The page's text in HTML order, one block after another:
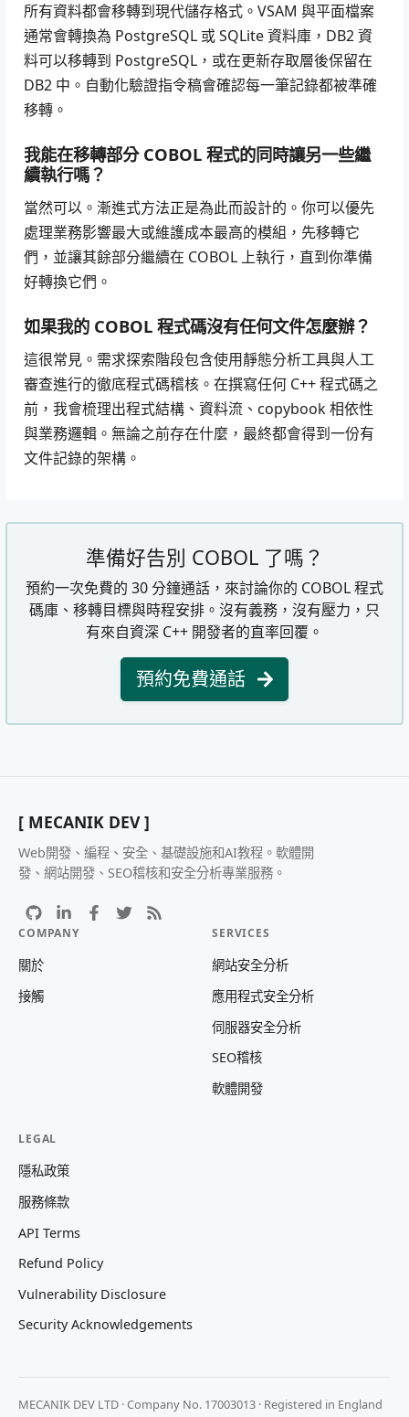
所有資料都會移轉到現代儲存格式。VSAM 與平面檔案
通常會轉換為 PostgreSQL 或 SQLite 資料庫，DB2 資
料可以移轉到 PostgreSQL，或在更新存取層後保留在
DB2 中。自動化驗證指令稿會確認每一筆記錄都被準確
移轉。
我能在移轉部分 COBOL 程式的同時讓另一些繼
續執行嗎？
當然可以。漸進式方法正是為此而設計的。你可以優先
處理業務影響最大或維護成本最高的模組，先移轉它
們，並讓其餘部分繼續在 COBOL 上執行，直到你準備
好轉換它們。
如果我的 COBOL 程式碼沒有任何文件怎麼辦？
這很常見。需求探索階段包含使用靜態分析工具與人工
審查進行的徹底程式碼稽核。在撰寫任何 C++ 程式碼之
前，我會梳理出程式結構、資料流、copybook 相依性
與業務邏輯。無論之前存在什麼，最終都會得到一份有
文件記錄的架構。
準備好告別 COBOL 了嗎？
預約一次免費的 30 分鐘通話，來討論你的 COBOL 程式
碼庫、移轉目標與時程安排。沒有義務，沒有壓力，只
有來自資深 C++ 開發者的直率回覆。
預約免費通話
[ MECANIK DEV ]
Web開發、編程、安全、基礎設施和AI教程。軟體開
發、網站開發、SEO稽核和安全分析專業服務。
COMPANY
關於
接觸
SERVICES
網站安全分析
應用程式安全分析
伺服器安全分析
SEO稽核
軟體開發
LEGAL
隱私政策
服務條款
API Terms
Refund Policy
Vulnerability Disclosure
Security Acknowledgements
MECANIK DEV LTD · Company No. 17003013 · Registered in England